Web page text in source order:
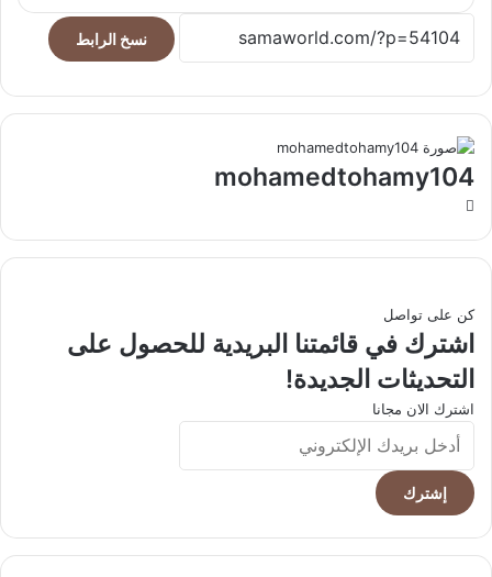
نسخ الرابط
mohamedtohamy104
كن على تواصل
اشترك في قائمتنا البريدية للحصول على
التحديثات الجديدة!
اشترك الان مجانا
أدخل
بريدك
الإلكتروني